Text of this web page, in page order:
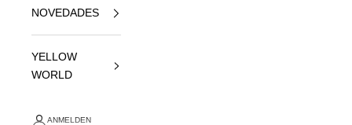
NOVEDADES
YELLOW
WORLD
ANMELDEN